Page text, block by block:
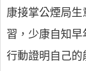
康接掌公煙局
習，少康自知
行動證明自己的